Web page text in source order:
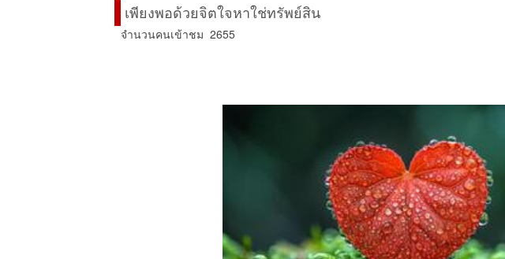
เพียงพอด้วยจิตใจหาใช่ทรัพย์สิน
จำนวนคนเข้าชม 2655